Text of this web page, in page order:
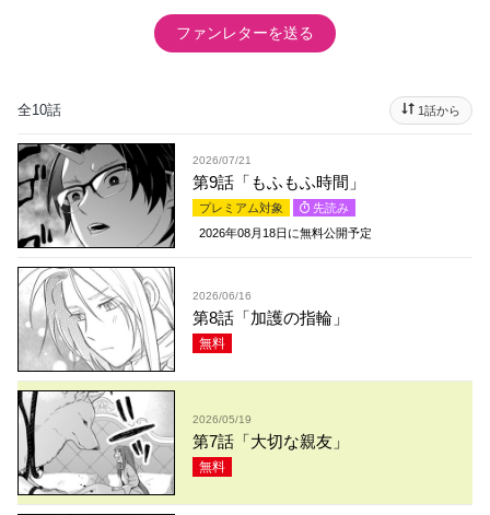
ファンレターを送る
全10話 1話から
2026/07/21
第9話「もふもふ時間」
プレミアム対象
先読み
2026年08月18日 に無料公開予定
2026/06/16
第8話「加護の指輪」
無料
2026/05/19
第7話「大切な親友」
無料